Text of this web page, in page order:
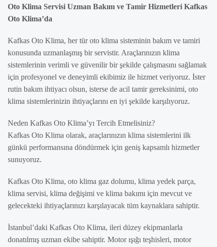
Oto Klima Servisi Uzman Bakım ve Tamir Hizmetleri Kafkas
Oto Klima’da
Kafkas Oto Klima, her tür oto klima sisteminin bakım ve tamiri
konusunda uzmanlaşmış bir servistir. Araçlarınızın klima
sistemlerinin verimli ve güvenilir bir şekilde çalışmasını sağlamak
için profesyonel ve deneyimli ekibimiz ile hizmet veriyoruz. İster
rutin bakım ihtiyacı olsun, isterse de acil tamir gereksinimi, oto
klima sistemlerinizin ihtiyaçlarını en iyi şekilde karşılıyoruz.
Neden Kafkas Oto Klima’yı Tercih Etmelisiniz?
Kafkas Oto Klima olarak, araçlarınızın klima sistemlerini ilk
günkü performansına döndürmek için geniş kapsamlı hizmetler
sunuyoruz.
Kafkas Oto Klima, oto klima gaz dolumu, klima yedek parça,
klima servisi, klima değişimi ve klima bakımı için mevcut ve
gelecekteki ihtiyaçlarınızı karşılayacak tüm kaynaklara sahiptir.
İstanbul’daki Kafkas Oto Klima, ileri düzey ekipmanlarla
donatılmış uzman ekibe sahiptir. Motor ışığı teşhisleri, motor